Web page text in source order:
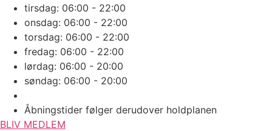
tirsdag: 06:00 - 22:00
onsdag: 06:00 - 22:00
torsdag: 06:00 - 22:00
fredag: 06:00 - 22:00
lørdag: 06:00 - 20:00
søndag: 06:00 - 20:00
Åbningstider følger derudover holdplanen
BLIV MEDLEM